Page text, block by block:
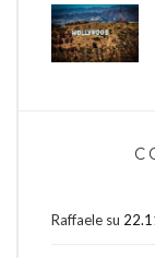
Raffaele su